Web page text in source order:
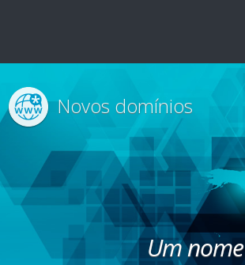
Um
Novos domínios